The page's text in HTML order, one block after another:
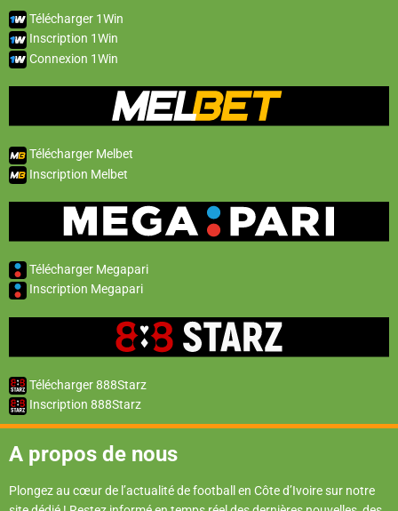
Télécharger 1Win
Inscription 1Win
Connexion 1Win
Télécharger Melbet
Inscription Melbet
Télécharger Megapari
Inscription Megapari
Télécharger 888Starz
Inscription 888Starz
A propos de nous
Plongez au cœur de l’actualité de football en Côte d’Ivoire sur notre